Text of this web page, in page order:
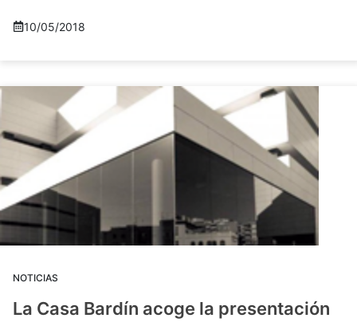
10/05/2018
NOTICIAS
La Casa Bardín acoge la presentación